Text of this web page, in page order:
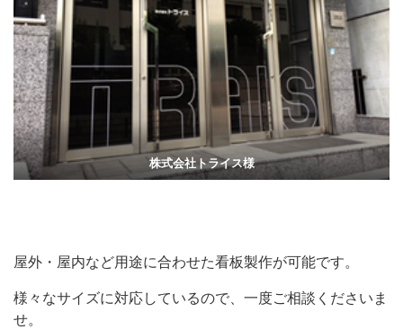
株式会社トライス様
屋外・屋内など用途に合わせた看板製作が可能です。
様々なサイズに対応しているので、一度ご相談くださいま
せ。